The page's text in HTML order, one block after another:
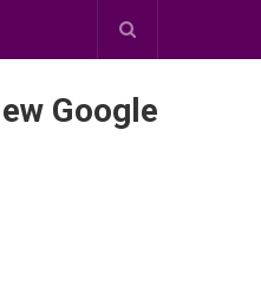
Google